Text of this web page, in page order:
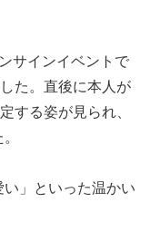
サインイベントで
た。直後に本人が
する姿が見られ、
」といった温かい